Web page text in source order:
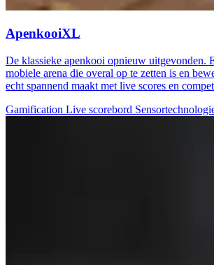
ApenkooiXL
De klassieke apenkooi opnieuw uitgevonden.
mobiele arena die overal op te zetten is en
echt spannend maakt met live scores en
Gamification Live scorebord